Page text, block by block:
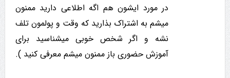
در مورد ایشون هم اگه اطلاعی دارید ممنون
میشم به اشتراک بذارید که وقت و پولمون تلف
نشه و اگر شخص خوبی میشناسید برای
آموزش حضوری باز ممنون میشم معرفی کنید ).